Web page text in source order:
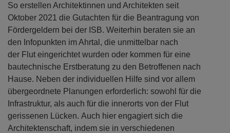
So erstellen Architektinnen und Architekten seit
Oktober 2021 die Gutachten für die Beantragung von
Fördergeldern bei der ISB. Weiterhin beraten sie an
den Infopunkten im Ahrtal, die unmittelbar nach
der Flut eingerichtet wurden oder kommen für eine
bautechnische Erstberatung zu den Betroffenen nach
Hause. Neben der individuellen Hilfe sind vor allem
übergeordnete Planungen erforderlich: sowohl für die
Infrastruktur, als auch für die innerorts von der Flut
gerissenen Lücken. Auch hier engagiert sich die
Architektenschaft, indem sie in verschiedenen